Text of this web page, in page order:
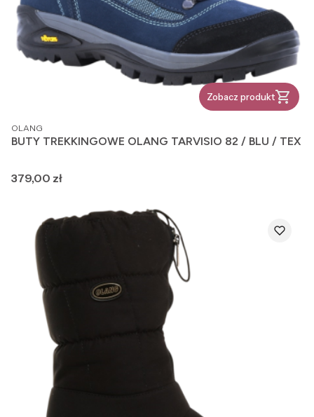
Zobacz produkt
PRODUCENT
OLANG
BUTY TREKKINGOWE OLANG TARVISIO 82 / BLU / TEX
Cena
379,00 zł